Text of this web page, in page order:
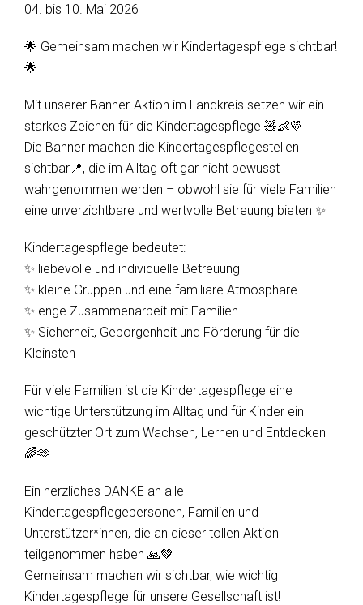
04. bis 10. Mai 2026
🌟 Gemeinsam machen wir Kindertagespflege sichtbar!
🌟
Mit unserer Banner-Aktion im Landkreis setzen wir ein
starkes Zeichen für die Kindertagespflege 🧸👶💛
Die Banner machen die Kindertagespflegestellen
sichtbar📍, die im Alltag oft gar nicht bewusst
wahrgenommen werden – obwohl sie für viele Familien
eine unverzichtbare und wertvolle Betreuung bieten ✨
Kindertagespflege bedeutet:
✨ liebevolle und individuelle Betreuung
✨ kleine Gruppen und eine familiäre Atmosphäre
✨ enge Zusammenarbeit mit Familien
✨ Sicherheit, Geborgenheit und Förderung für die
Kleinsten
Für viele Familien ist die Kindertagespflege eine
wichtige Unterstützung im Alltag und für Kinder ein
geschützter Ort zum Wachsen, Lernen und Entdecken
🌈🫶
Ein herzliches DANKE an alle
Kindertagespflegepersonen, Familien und
Unterstützer*innen, die an dieser tollen Aktion
teilgenommen haben 🙏💚
Gemeinsam machen wir sichtbar, wie wichtig
Kindertagespflege für unsere Gesellschaft ist!